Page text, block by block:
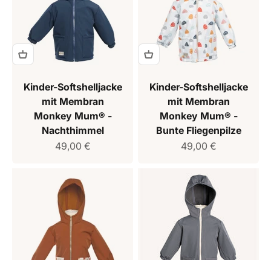
Kinder-Softshelljacke
mit Membran
Monkey Mum® -
Nachthimmel
Verkaufspreis
49,00 €
Kinder-Softshelljacke
mit Membran
Monkey Mum® -
Bunte Fliegenpilze
Verkaufspreis
49,00 €